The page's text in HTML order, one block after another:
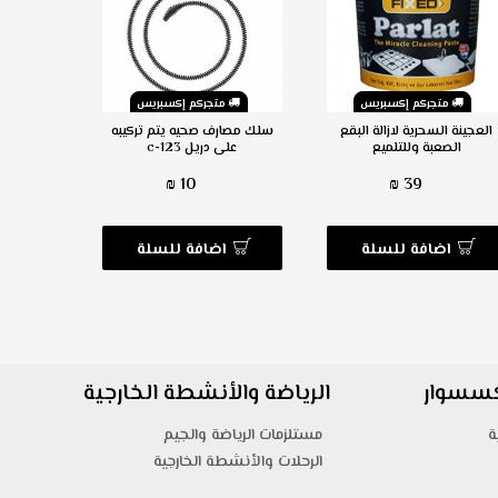
متجركم إكسبريس
العجينة السحرية لازالة البقع
الصعبة وللتلميع
39 ₪
اضافة للسلة
متجركم إكسبريس
سلك مصارف صحيه يتم تركيبه
على دريل c-123
10 ₪
اضافة للسلة
الرياضة والأنشطة الخارجية
مستلزمات الرياضة والجيم
الرحلات والأنشطة الخارجية